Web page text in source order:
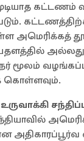
அமெரிக்கத்
அல்லது
மூலம்
கொள்ளவும்.